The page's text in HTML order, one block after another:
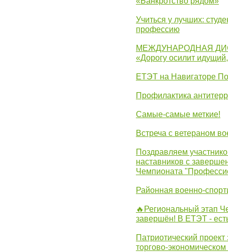
Учиться у лучших:
профессию
МЕЖДУНАРОДНАЯ
«Дорогу осилит
ЕТЭТ на Навигаторе
Профилактика
Самые-самые меткие!
Встреча с ветераном
Поздравляем
наставников с
Чемпионата
Районная военно-
🔥Региональный этап
завершён! В ЕТЭТ -
Патриотический
торгово-